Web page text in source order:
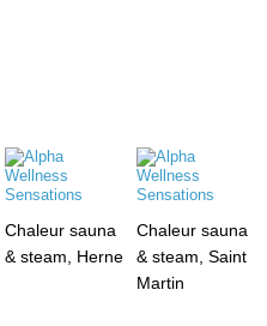
Chaleur sauna
& steam, Herne
Chaleur sauna
& steam, Saint
Martin